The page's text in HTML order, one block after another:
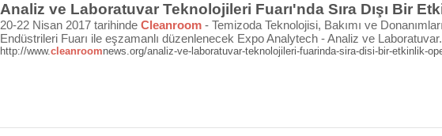
Analiz ve Laboratuvar Teknolojileri Fuarı'nda Sıra Dışı Bir
20-22 Nisan 2017 tarihinde Cleanroom - Temizoda Teknolojisi, Bakımı ve
Endüstrileri Fuarı ile eşzamanlı düzenlenecek Expo Analytech - Analiz ve
http://www.cleanroomnews.org/analiz-ve-laboratuvar-teknolojileri-fuarinda-sira-disi-bir-etkinlik-